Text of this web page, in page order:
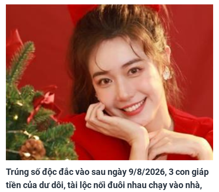
Trúng số độc đắc vào sau ngày 9/8/2026, 3 con giáp
tiền của dư dôi, tài lộc nối đuôi nhau chạy vào nhà,